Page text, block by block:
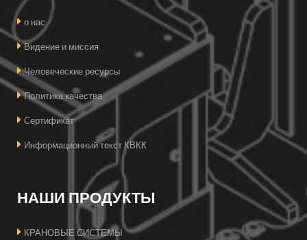
о нас
Видение и миссия
Человеческие ресурсы
Политика качества
Сертификат
Информационный текст КВКК
НАШИ ПРОДУКТЫ
КРАНОВЫЕ СИСТЕМЫ